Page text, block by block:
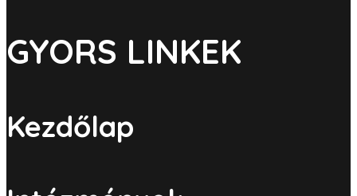
GYORS LINKEK
Kezdőlap